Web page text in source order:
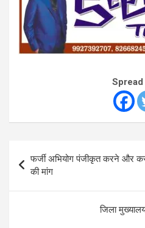
navigation
फर्जी अभियोग पंजीकृत करने और
की मांग
जिला